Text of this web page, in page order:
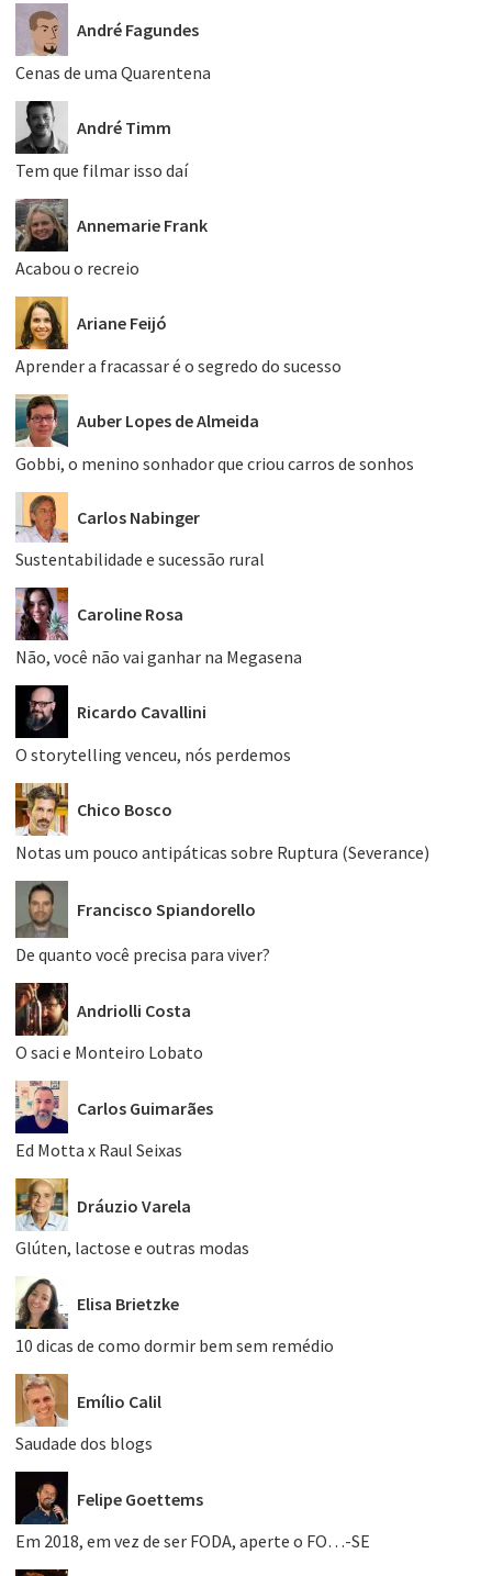
André Fagundes
Cenas de uma Quarentena
André Timm
Tem que filmar isso daí
Annemarie Frank
Acabou o recreio
Ariane Feijó
Aprender a fracassar é o segredo do sucesso
Auber Lopes de Almeida
Gobbi, o menino sonhador que criou carros de sonhos
Carlos Nabinger
Sustentabilidade e sucessão rural
Caroline Rosa
Não, você não vai ganhar na Megasena
Ricardo Cavallini
O storytelling venceu, nós perdemos
Chico Bosco
Notas um pouco antipáticas sobre Ruptura (Severance)
Francisco Spiandorello
De quanto você precisa para viver?
Andriolli Costa
O saci e Monteiro Lobato
Carlos Guimarães
Ed Motta x Raul Seixas
Dráuzio Varela
Glúten, lactose e outras modas
Elisa Brietzke
10 dicas de como dormir bem sem remédio
Emílio Calil
Saudade dos blogs
Felipe Goettems
Em 2018, em vez de ser FODA, aperte o FO…-SE